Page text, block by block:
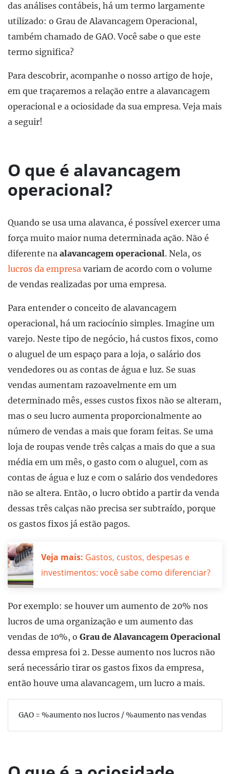
das análises contábeis, há um termo largamente
utilizado: o Grau de Alavancagem Operacional,
também chamado de GAO. Você sabe o que este
termo significa?
Para descobrir, acompanhe o nosso artigo de hoje,
em que traçaremos a relação entre a alavancagem
operacional e a ociosidade da sua empresa. Veja mais
a seguir!
O que é alavancagem
operacional?
Quando se usa uma alavanca, é possível exercer uma
força muito maior numa determinada ação. Não é
diferente na alavancagem operacional. Nela, os
lucros da empresa variam de acordo com o volume
de vendas realizadas por uma empresa.
Para entender o conceito de alavancagem
operacional, há um raciocínio simples. Imagine um
varejo. Neste tipo de negócio, há custos fixos, como
o aluguel de um espaço para a loja, o salário dos
vendedores ou as contas de água e luz. Se suas
vendas aumentam razoavelmente em um
determinado mês, esses custos fixos não se alteram,
mas o seu lucro aumenta proporcionalmente ao
número de vendas a mais que foram feitas. Se uma
loja de roupas vende três calças a mais do que a sua
média em um mês, o gasto com o aluguel, com as
contas de água e luz e com o salário dos vendedores
não se altera. Então, o lucro obtido a partir da venda
dessas três calças não precisa ser subtraído, porque
os gastos fixos já estão pagos.
Veja mais: Gastos, custos, despesas e
investimentos: você sabe como diferenciar?
Por exemplo: se houver um aumento de 20% nos
lucros de uma organização e um aumento das
vendas de 10%, o Grau de Alavancagem Operacional
dessa empresa foi 2. Desse aumento nos lucros não
será necessário tirar os gastos fixos da empresa,
então houve uma alavancagem, um lucro a mais.
GAO = %aumento nos lucros / %aumento nas vendas